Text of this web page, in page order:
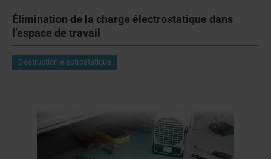
Élimination de la charge électrostatique dans
l’espace de travail
Destruction électrostatique